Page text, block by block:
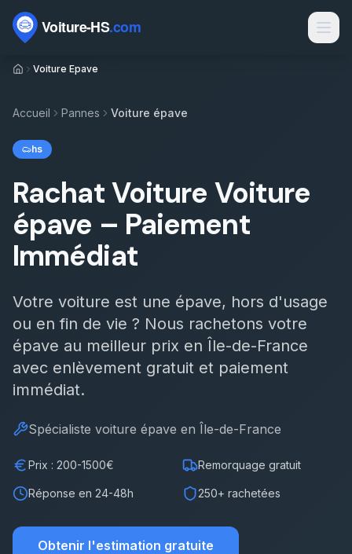
Passer au contenu
Marques
Rachat épave
Épaviste par ville
Types de véhicules
Motorisations
Électrique HS par département
Sinistres
Démarches
Estimation gratuite
Voiture Epave
Accueil Pannes Voiture épave
hs
Rachat Voiture Voiture
épave – Paiement
Immédiat
Votre voiture est une épave, hors d'usage
ou en fin de vie ? Nous rachetons votre
épave au meilleur prix en Île-de-France
avec enlèvement gratuit et paiement
immédiat.
Spécialiste voiture épave en Île-de-France
Prix : 200-1500€ Remorquage gratuit
Réponse en 24-48h 250+ rachetées
Obtenir l'estimation gratuite